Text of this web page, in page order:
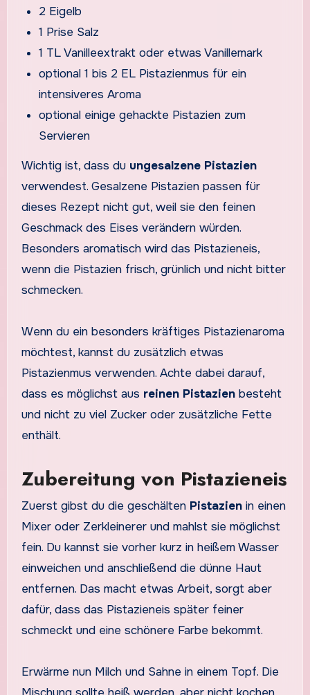
2 Eigelb
1 Prise Salz
1 TL Vanilleextrakt oder etwas Vanillemark
optional 1 bis 2 EL Pistazienmus für ein
intensiveres Aroma
optional einige gehackte Pistazien zum
Servieren
Wichtig ist, dass du ungesalzene Pistazien
verwendest. Gesalzene Pistazien passen für
dieses Rezept nicht gut, weil sie den feinen
Geschmack des Eises verändern würden.
Besonders aromatisch wird das Pistazieneis,
wenn die Pistazien frisch, grünlich und nicht bitter
schmecken.
Wenn du ein besonders kräftiges Pistazienaroma
möchtest, kannst du zusätzlich etwas
Pistazienmus verwenden. Achte dabei darauf,
dass es möglichst aus reinen Pistazienbesteht
und nicht zu viel Zucker oder zusätzliche Fette
enthält.
Zubereitung von Pistazieneis
Zuerst gibst du die geschälten Pistazienin einen
Mixer oder Zerkleinerer und mahlst sie möglichst
fein. Du kannst sie vorher kurz in heißem Wasser
einweichen und anschließend die dünne Haut
entfernen. Das macht etwas Arbeit, sorgt aber
dafür, dass das Pistazieneis später feiner
schmeckt und eine schönere Farbe bekommt.
Erwärme nun Milch und Sahne in einem Topf. Die